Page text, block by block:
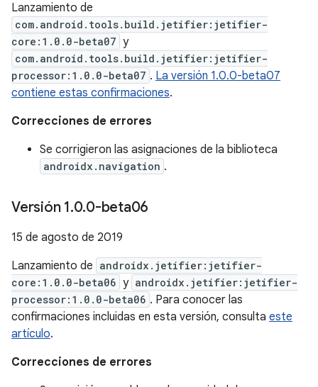
Lanzamiento de
com.android.tools.build.jetifier:jetifier-
core:1.0.0-beta07 y
com.android.tools.build.jetifier:jetifier-
processor:1.0.0-beta07 . La versión 1.0.0-beta07
contiene estas confirmaciones.
Correcciones de errores
Se corrigieron las asignaciones de la biblioteca
androidx.navigation .
Versión 1.0.0-beta06
15 de agosto de 2019
Lanzamiento de androidx.jetifier:jetifier-
core:1.0.0-beta06 y androidx.jetifier:jetifier-
processor:1.0.0-beta06 . Para conocer las
confirmaciones incluidas en esta versión, consulta este
artículo.
Correcciones de errores